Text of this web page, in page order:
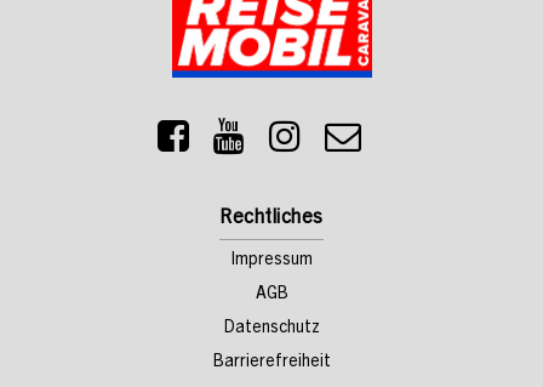
Rechtliches
Impressum
AGB
Datenschutz
Barrierefreiheit